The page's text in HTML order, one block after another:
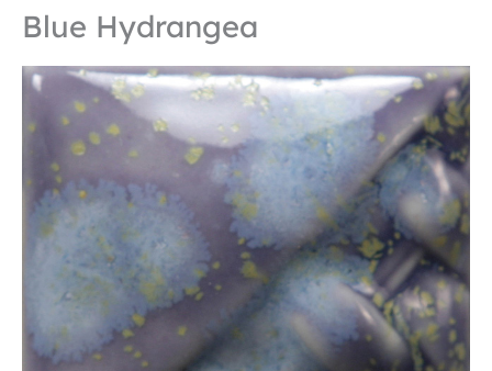
Blue Hydrangea